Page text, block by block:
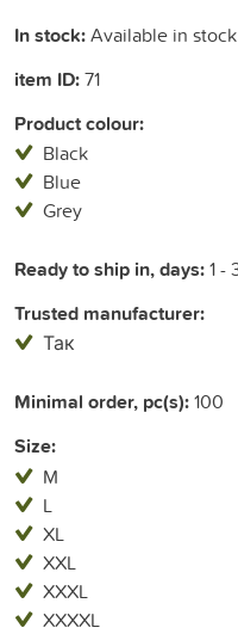
In stock:Available in stock
item ID:71
Product colour:
Black
Blue
Grey
Ready to ship in, days:1 -
Trusted manufacturer:
Так
Minimal order, pc(s):100
Size:
M
L
XL
XXL
XXXL
XXXXL